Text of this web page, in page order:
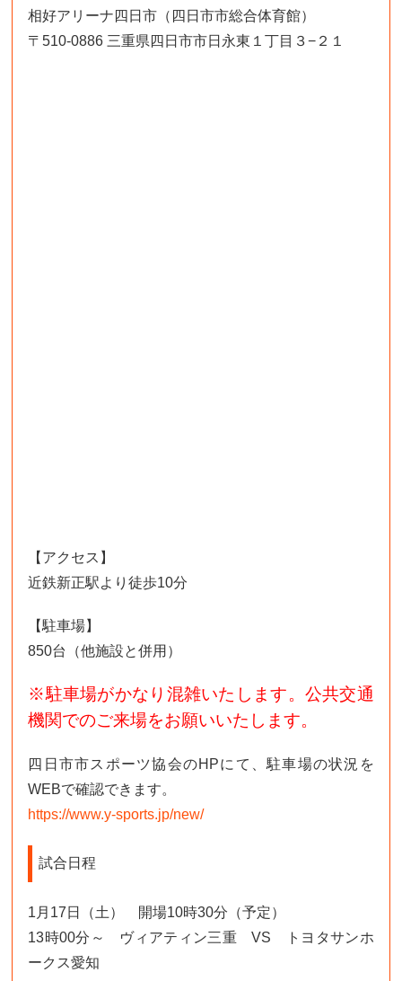
相好アリーナ四日市（四日市市総合体育館）
〒510-0886 三重県四日市市日永東１丁目３−２１
【アクセス】
近鉄新正駅より徒歩10分
【駐車場】
850台（他施設と併用）
※駐車場がかなり混雑いたします。公共交通
機関でのご来場をお願いいたします。
四日市市スポーツ協会のHPにて、駐車場の状況を
WEBで確認できます。
https://www.y-sports.jp/new/
試合日程
1月17日（土） 開場10時30分（予定）
13時00分～ ヴィアティン三重 VS トヨタサンホ
ークス愛知